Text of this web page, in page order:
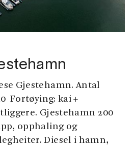
Gjestehamn. Antal
Fortøying: kai +
Gjestehamn 200
opphaling og
Diesel i hamn,